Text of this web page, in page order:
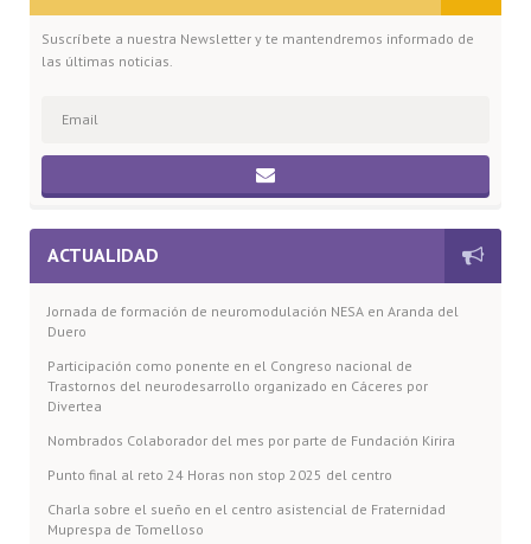
Suscríbete a nuestra Newsletter y te mantendremos informado de
las últimas noticias.
ACTUALIDAD
Jornada de formación de neuromodulación NESA en Aranda del
Duero
Participación como ponente en el Congreso nacional de
Trastornos del neurodesarrollo organizado en Cáceres por
Divertea
Nombrados Colaborador del mes por parte de Fundación Kirira
Punto final al reto 24 Horas non stop 2025 del centro
Charla sobre el sueño en el centro asistencial de Fraternidad
Muprespa de Tomelloso